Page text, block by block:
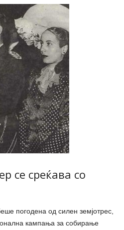
се среќава со
погодена од силен земјотрес,
кампања за собирање